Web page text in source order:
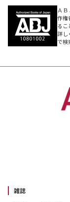
Ａ
作権
るこ
詳し
で検
雑誌